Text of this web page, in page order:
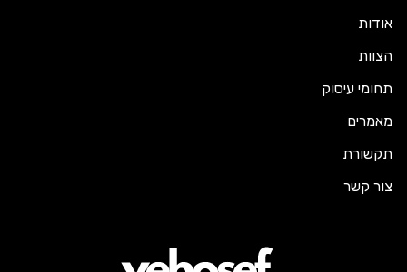
אודות
הצוות
תחומי עיסוק
מאמרים
תקשורת
צור קשר